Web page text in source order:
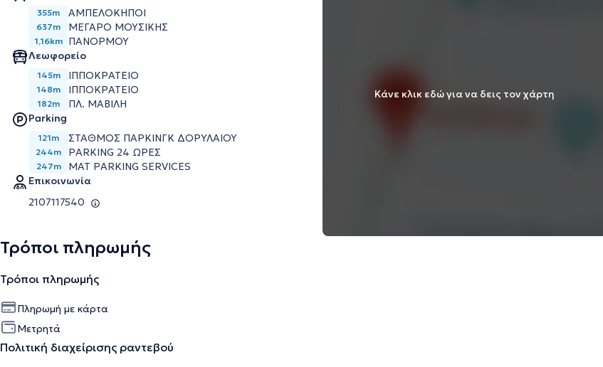
355m ΑΜΠΕΛΟΚΗΠΟΙ
637m ΜΕΓΑΡΟ ΜΟΥΣΙΚΗΣ
1,16km ΠΑΝΟΡΜΟΥ
Λεωφορείο
145m ΙΠΠΟΚΡΑΤΕΙΟ
148m ΙΠΠΟΚΡΑΤΕΙΟ
182m
ΠΛ. ΜΑΒΙΛΗ
Parking
121m ΣΤΑΘΜΟΣ ΠΑΡΚΙΝΓΚ ΔΟΡΥΛΑΙΟΥ
244m PARKING 24 ΩΡΕΣ
247m
MAT PARKING SERVICES
Επικοινωνία
2107117540
Κάνε κλικ εδώ για να δεις τον χάρτη
Τρόποι πληρωμής
Τρόποι πληρωμής
Πληρωμή με κάρτα
Μετρητά
Πολιτική διαχείρισης ραντεβού